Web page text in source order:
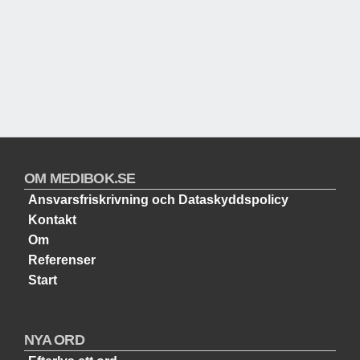
OM MEDIBOK.SE
Ansvarsfriskrivning och Dataskyddspolicy
Kontakt
Om
Referenser
Start
NYA ORD